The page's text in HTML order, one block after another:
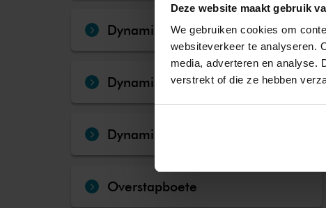
Deze website maakt gebruik
We gebruiken cookies om
websiteverkeer te analyseren.
media, adverteren en analyse.
verstrekt of die ze hebben
Dynamische energie
Dynamische energieprijzen
Dynamische gasprijzen
Overstapboete